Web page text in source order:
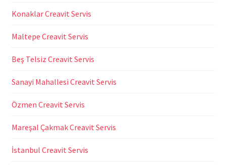
Konaklar Creavit Servis
Maltepe Creavit Servis
Beş Telsiz Creavit Servis
Sanayi Mahallesi Creavit Servis
Özmen Creavit Servis
Mareşal Çakmak Creavit Servis
İstanbul Creavit Servis